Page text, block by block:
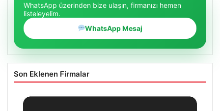
WhatsApp üzerinden bize ulaşın, firmanızı hemen
listeleyelim.
WhatsApp Mesaj
Son Eklenen Firmalar